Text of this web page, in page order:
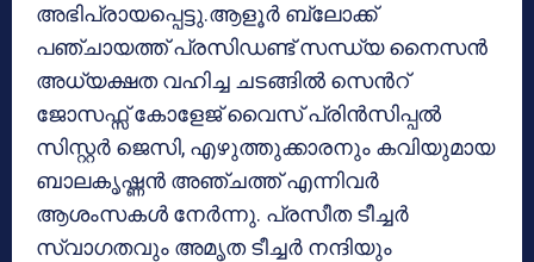
അഭിപ്രായപ്പെട്ടു.ആളൂർ ബ്ലോക്ക്
പഞ്ചായത്ത് പ്രസിഡണ്ട് സന്ധ്യ നൈസൻ
അധ്യക്ഷത വഹിച്ച ചടങ്ങിൽ സെൻറ്
ജോസഫ്സ് കോളേജ് വൈസ് പ്രിൻസിപ്പൽ
സിസ്റ്റർ ജെസി, എഴുത്തുക്കാരനും കവിയുമായ
ബാലകൃഷ്ണൻ അഞ്ചത്ത് എന്നിവർ
ആശംസകൾ നേർന്നു. പ്രസീത ടീച്ചർ
സ്വാഗതവും അമൃത ടീച്ചർ നന്ദിയും